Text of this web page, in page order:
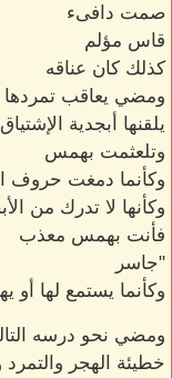
صمت دافىء
قاس مؤلم
كذلك كان عناقه
ومضي يعاقب
يلقنها أبجدية
وتلعثمت بهمس
وكأنما دمغت حروف
وكأنها لا تدرك من
فأنت بهمس معذب
"جاسر
وكأنما يستمع لها أو
ومضي نحو درسه
خطيئة الهجر